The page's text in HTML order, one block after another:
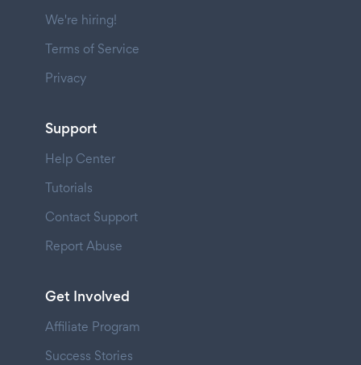
We're hiring!
Terms of Service
Privacy
Support
Help Center
Tutorials
Contact Support
Report Abuse
Get Involved
Affiliate Program
Success Stories